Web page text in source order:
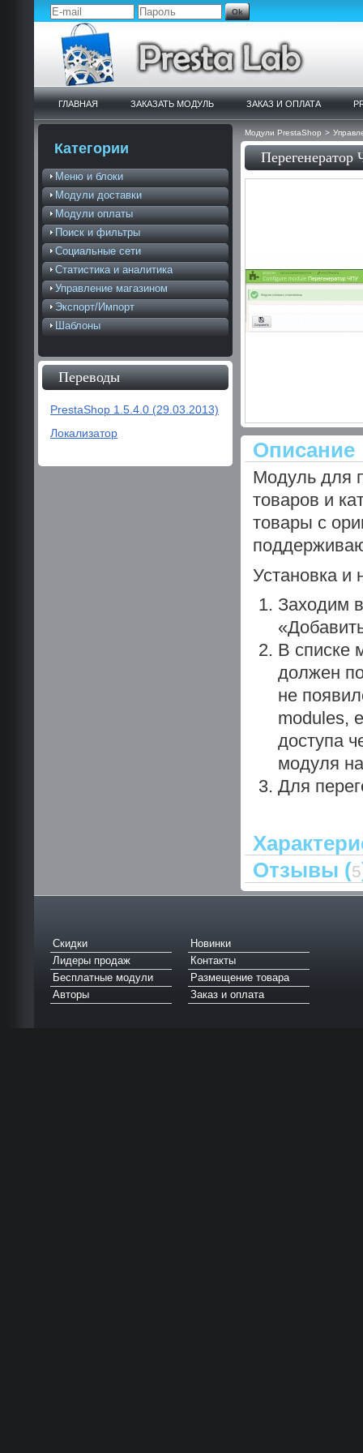
ГЛАВНАЯ ЗАКАЗАТЬ МОДУЛЬ ЗАКАЗ И ОПЛАТА
Модули PrestaShop >
Описание
Модуль для
товаров и
товары с
Установка и
Заходим
В списке
должен
не
modules,
доступа
модуля
Для
Отзывы (5
Категории
Меню и блоки
Модули доставки
Модули оплаты
Поиск и фильтры
Социальные сети
Статистика и аналитика
Управление магазином
Экспорт/Импорт
Шаблоны
Переводы
PrestaShop 1.5.4.0 (29.03.2013)
Локализатор
Скидки
Новинки
Лидеры продаж
Контакты
Бесплатные модули
Размещение товара
Авторы
Заказ и оплата